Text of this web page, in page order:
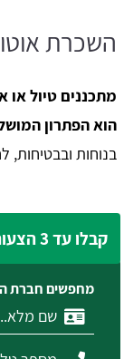
השכרת
מתכננים טיול או
הוא הפתרון
בנוחות ובבטיחות,
קבלו עד 3 הצעות מחיר
מחפשים חברת